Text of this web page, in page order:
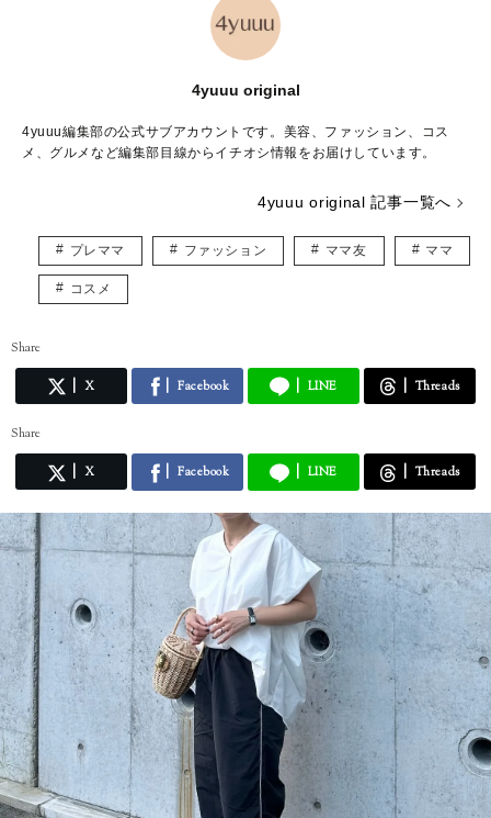
4yuuu original
4yuuu編集部の公式サブアカウントです。美容、ファッション、コス
メ、グルメなど編集部目線からイチオシ情報をお届けしています。
4yuuu original 記事一覧へ
プレママ ファッション ママ友 ママ
コスメ
Share
X Facebook LINE Threads
Share
X Facebook LINE Threads